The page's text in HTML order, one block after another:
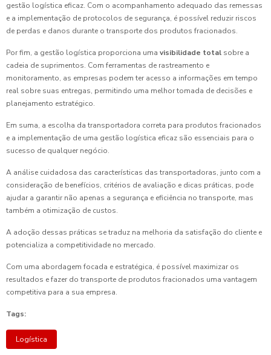
gestão logística eficaz. Com o acompanhamento adequado das remessas
e a implementação de protocolos de segurança, é possível reduzir riscos
de perdas e danos durante o transporte dos produtos fracionados.
Por fim, a gestão logística proporciona uma visibilidade total sobre a
cadeia de suprimentos. Com ferramentas de rastreamento e
monitoramento, as empresas podem ter acesso a informações em tempo
real sobre suas entregas, permitindo uma melhor tomada de decisões e
planejamento estratégico.
Em suma, a escolha da transportadora correta para produtos fracionados
e a implementação de uma gestão logística eficaz são essenciais para o
sucesso de qualquer negócio.
A análise cuidadosa das características das transportadoras, junto com a
consideração de benefícios, critérios de avaliação e dicas práticas, pode
ajudar a garantir não apenas a segurança e eficiência no transporte, mas
também a otimização de custos.
A adoção dessas práticas se traduz na melhoria da satisfação do cliente e
potencializa a competitividade no mercado.
Com uma abordagem focada e estratégica, é possível maximizar os
resultados e fazer do transporte de produtos fracionados uma vantagem
competitiva para a sua empresa.
Tags:
Logística